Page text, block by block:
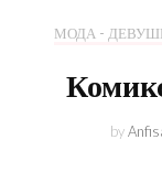
МОДА -
by